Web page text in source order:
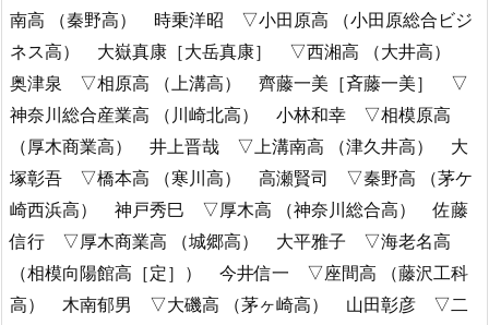
南高 （秦野高） 時乗洋昭 ▽小田原高 （小田原総合ビジ
ネス高） 大嶽真康［大岳真康］ ▽西湘高 （大井高）
奥津泉 ▽相原高 （上溝高） 齊藤一美［斉藤一美］ ▽
神奈川総合産業高 （川崎北高） 小林和幸 ▽相模原高
（厚木商業高） 井上晋哉 ▽上溝南高 （津久井高） 大
塚彰吾 ▽橋本高 （寒川高） 高瀬賢司 ▽秦野高 （茅ケ
崎西浜高） 神戸秀巳 ▽厚木高 （神奈川総合高） 佐藤
信行 ▽厚木商業高 （城郷高） 大平雅子 ▽海老名高
（相模向陽館高［定］） 今井信一 ▽座間高 （藤沢工科
高） 木南郁男 ▽大磯高 （茅ヶ崎高） 山田彰彦 ▽二